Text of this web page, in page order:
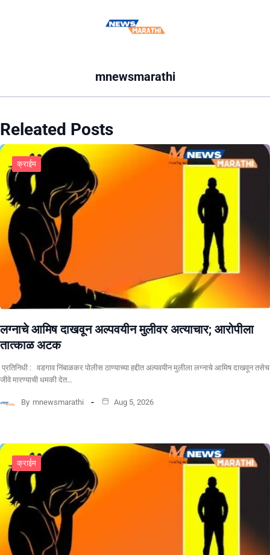
mnewsmarathi
Releated Posts
क्राईम
लग्नाचे आमिष दाखवून अल्पवयीन मुलीवर अत्याचार; आरोपीला
तात्काळ अटक
प्रतिनिधी : वडगाव निंबाळकर पोलीस ठाण्याच्या हद्दीत अल्पवयीन मुलीला लग्नाचे आमिष दाखवून तसेच
जीवे मारण्याची धमकी देत…
By mnewsmarathi Aug 5, 2026
क्राईम